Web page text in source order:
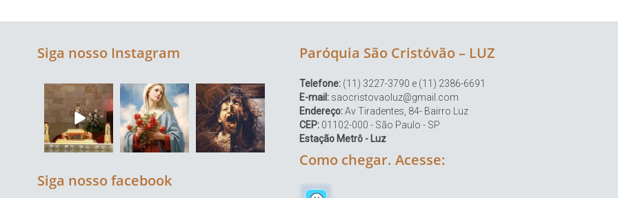
Siga nosso Instagram
Siga nosso facebook
Paróquia São Cristóvão – LUZ
Telefone: (11) 3227-3790 e (11) 2386-6691
E-mail: saocristovaoluz@gmail.com
Endereço:Av Tiradentes, 84- Bairro Luz
CEP: 01102-000 - São Paulo - SP
Estação Metrô - Luz
Como chegar. Acesse: